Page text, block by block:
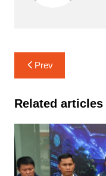
Navigasi
pos
Prev
Related articles